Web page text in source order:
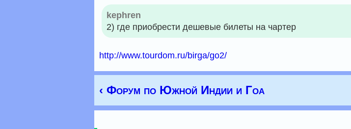
kephren
2) где приобрести дешевые билеты на чартер
http://www.tourdom.ru/birga/go2/
‹ Форум по Южной Индии и Гоа